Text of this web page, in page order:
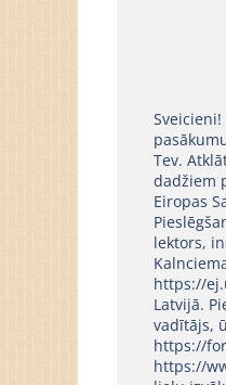
Tev.
dadžiem
Eiropas
lektors,
https://
Latvijā.
vadītājs,
https://
https://